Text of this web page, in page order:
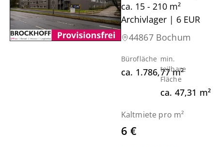
ca. 15 - 210 m²
Archivlager | 6 EUR
44867 Bochum
Bürofläche
ca. 1.786,77 m²
min.
teilbare
Fläche
ca. 47,31 m²
Kaltmiete pro m²
6 €